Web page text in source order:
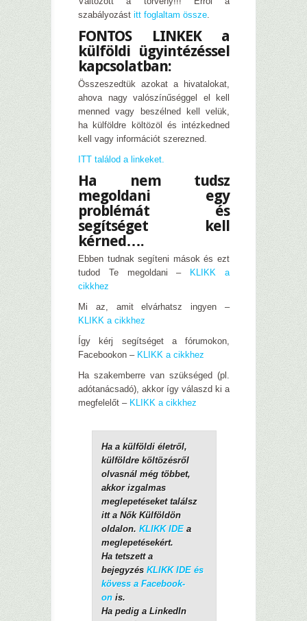
szabályozást itt foglaltam össze.
FONTOS LINKEK a
külföldi ügyintézéssel
kapcsolatban:
Összeszedtük azokat a hivatalokat,
ahova nagy valószínűséggel el kell
menned vagy beszélned kell velük,
ha külföldre költözöl és intézkedned
kell vagy információt szerezned.
ITT találod a linkeket.
Ha nem tudsz
megoldani egy
problémát és
segítséget kell
kérned….
Ebben tudnak segíteni mások és ezt
tudod Te megoldani –
KLIKK a
cikkhez
Mi az, amit elvárhatsz ingyen –
KLIKK a cikkhez
Így kérj segítséget a fórumokon,
Facebookon – KLIKK a cikkhez
Ha szakemberre van szükséged (pl.
adótanácsadó), akkor így válaszd ki a
megfelelőt – KLIKK a cikkhez
Ha a külföldi életről,
külföldre költözésről
olvasnál még többet,
akkor izgalmas
meglepetéseket találsz
itt a Nők Külföldön
oldalon. KLIKK IDEa
meglepetésekért.
Ha tetszett a
bejegyzés KLIKK IDE és
kövess a Facebook-
onis.
Ha pedig a LinkedIn